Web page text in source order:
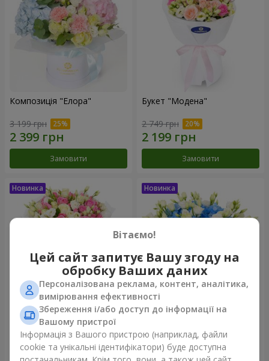
Композиція "Елора"
3 199 грн
Замовити
Букет "Модена"
2 749 грн
Замовити
Букет "Piedmont"
5 865 грн
Композиція "Сільвія"
3 999 грн
Вітаємо!
Цей сайт запитує Вашу згоду на
обробку Ваших даних
Персоналізована реклама, контент, аналітика,
вимірювання ефективності
Збереження і/або доступ до інформації на
Вашому пристрої
Інформація з Вашого пристрою (наприклад, файли
cookie та унікальні ідентифікатори) буде доступна